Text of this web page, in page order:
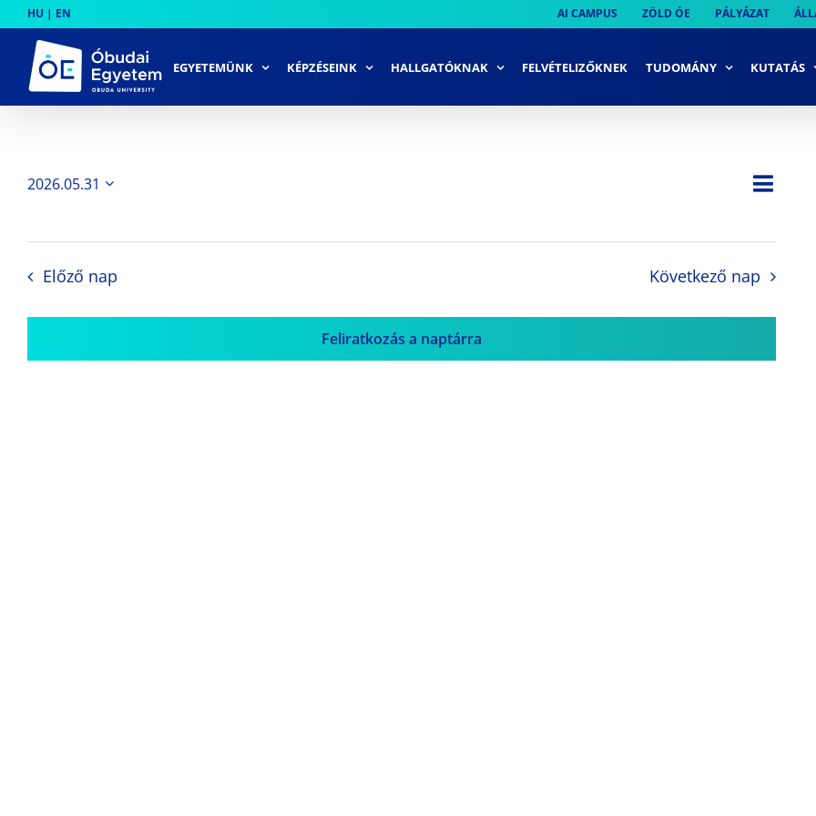
to
content
HU | EN AI CAMPUS ZÖLD ÓE PÁLYÁZAT
EGYETEMÜNK KÉPZÉSEINK HALLGATÓKNAK FELVÉTELIZŐKNEK TUDOMÁNY KUTATÁS
Nap
2026.05.31
Előző nap Következő nap
Feliratkozás a naptárra